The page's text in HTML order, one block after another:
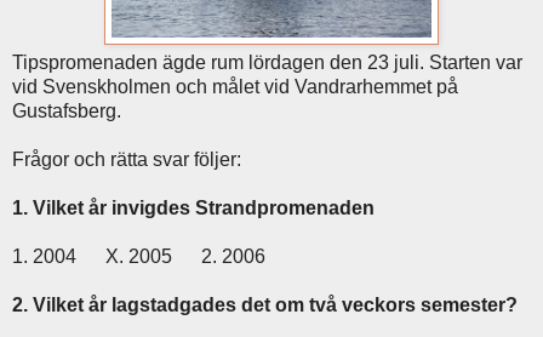
Tipspromenaden ägde rum lördagen den 23 juli. Starten var
vid Svenskholmen och målet vid Vandrarhemmet på
Gustafsberg.
Frågor och rätta svar följer:
1. Vilket år invigdes Strandpromenaden
1. 2004 X. 2005 2. 2006
2. Vilket år lagstadgades det om två veckors semester?